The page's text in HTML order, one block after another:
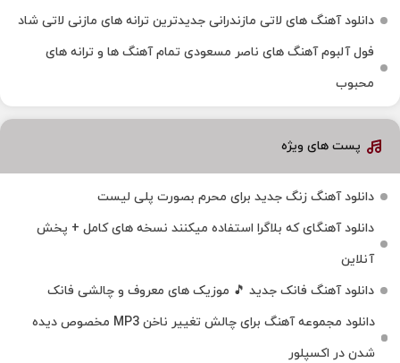
دانلود آهنگ‌ های لاتی مازندرانی جدیدترین ترانه های مازنی لاتی شاد
فول آلبوم آهنگ‌ های ناصر مسعودی تمام آهنگ‌ ها و ترانه‌ های
محبوب
پست های ویژه
دانلود آهنگ زنگ جدید برای محرم بصورت پلی لیست
دانلود آهنگای که بلاگرا استفاده میکنند نسخه های کامل + پخش
آنلاین
دانلود آهنگ فانک جدید 🎵 موزیک‌ های معروف و چالشی فانک
دانلود مجموعه آهنگ برای چالش تغییر ناخن MP3 مخصوص دیده
شدن در اکسپلور